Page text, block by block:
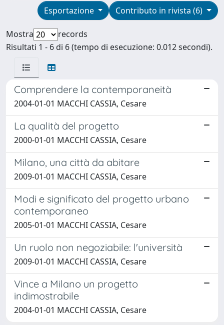
Contributo in rivista (6)
Esportazione
Mostra
records
Risultati 1 - 6 di 6 (tempo di esecuzione: 0.012 secondi).
Comprendere la contemporaneità
2004-01-01 MACCHI CASSIA, Cesare
La qualità del progetto
2000-01-01 MACCHI CASSIA, Cesare
Milano, una città da abitare
2009-01-01 MACCHI CASSIA, Cesare
Modi e significato del progetto urbano
contemporaneo
2005-01-01 MACCHI CASSIA, Cesare
Un ruolo non negoziabile: l'università
2009-01-01 MACCHI CASSIA, Cesare
Vince a Milano un progetto
indimostrabile
2004-01-01 MACCHI CASSIA, Cesare